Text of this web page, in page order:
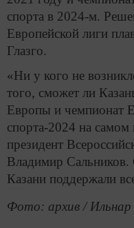
спорта в 2024-м.
Европейской лиги
Глазго.
«Ни у кого не
того, сможет ли
Европы и чемпионат
спорта-2024 на
президент
Владимир Сальников.
Казани поддержали
Фото: архив / Ильнар